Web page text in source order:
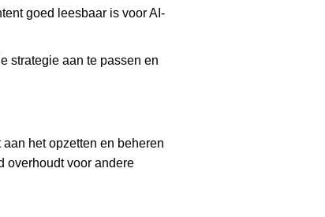
goed leesbaar is voor AI-
strategie aan te passen en
het opzetten en beheren
overhoudt voor andere